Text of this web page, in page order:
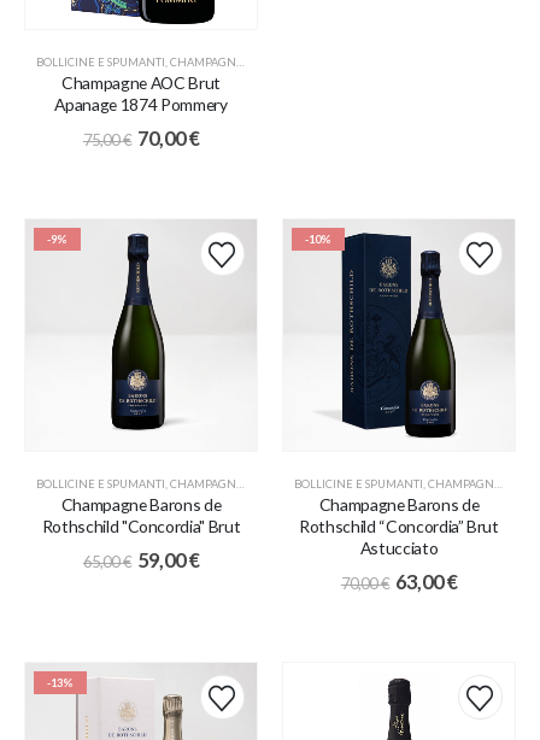
BOLLICINE E SPUMANTI CHAMPAGNE
Champagne AOC Brut
Apanage 1874 Pommery
75,00€ 70,00€
-9%
BOLLICINE E SPUMANTI CHAMPAGNE
Champagne Barons de
Rothschild "Concordia" Brut
65,00€ 59,00€
-10%
BOLLICINE E SPUMANTI CHAMPAGNE
Champagne Barons de
Rothschild “Concordia” Brut
Astucciato
70,00€ 63,00€
-13%